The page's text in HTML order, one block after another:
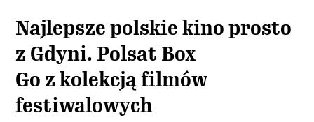
Najlepsze polskie kino prosto
z Gdyni. Polsat Box
Go z kolekcją filmów
festiwalowych